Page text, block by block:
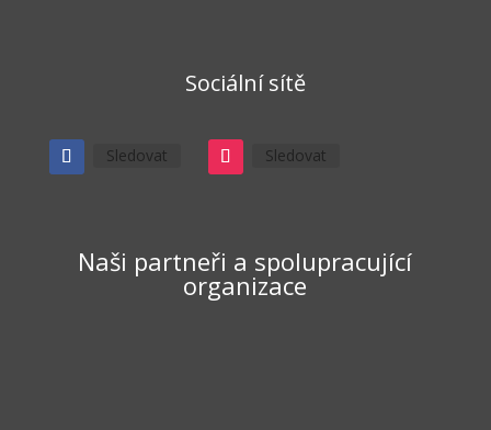
Sociální sítě
Sledovat Sledovat
Naši partneři a spolupracující
organizace